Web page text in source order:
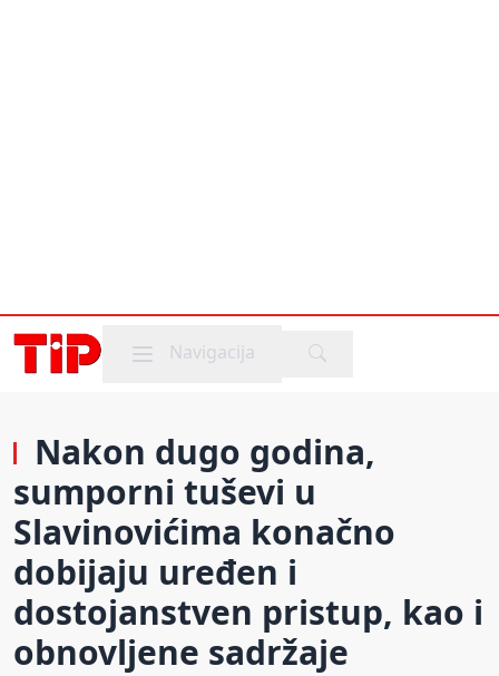
Mobile menu
Navigacija
Nakon dugo godina,
sumporni tuševi u
Slavinovićima konačno
dobijaju uređen i
dostojanstven pristup, kao i
obnovljene sadržaje